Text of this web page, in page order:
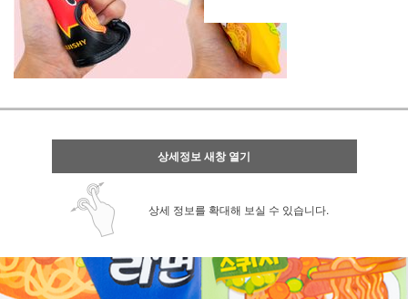
상세정보 새창 열기
상세 정보를 확대해 보실 수 있습니다.